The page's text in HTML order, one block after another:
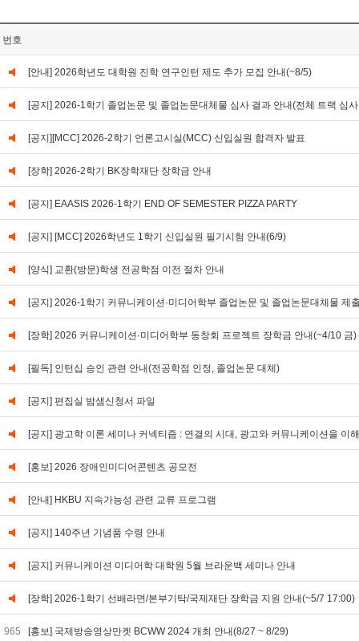
번호
[안내] 2026학년도 대학원 진학 연구인턴 제도 추가 모집 안내(~8/5)
[공지] 2026-1학기 졸업논문 및 졸업논문대체물 심사 결과 안내(전체 트랙 심
[공지][MCC] 2026-2학기 언론고시실(MCC) 신입실원 합격자 발표
[장학] 2026-2학기 BK장학재단 장학금 안내
[공지] EAASIS 2026-1학기 END OF SEMESTER PIZZA PARTY
[공지] [MCC] 2026학년도 1학기 신입실원 필기시험 안내(6/9)
[양식] 교환(방문)학생 전공학점 이전 절차 안내
[공지] 2026-1학기 커뮤니케이션·미디어학부 졸업논문 및 졸업논문대체물 제
[장학] 2026 커뮤니케이션·미디어학부 동창회 프로젝트 장학금 안내(~4/10 금)
[필독] 인턴십 승인 관련 안내(전공학점 인정, 졸업논문 대체)
[공지] 편집실 밤샘신청서 파일
[공지] 광고학 이론 세미나 커넥티즘 : 연결의 시대, 광고와 커뮤니케이션을 이
[홍보] 2026 장애인미디어콘텐츠 공모전
[안내] HKBU 지속가능성 관련 교류 프로그램
[공지] 140주년 기념품 수령 안내
[공지] 커뮤니케이션 미디어학 대학원 5월 브라운백 세미나 안내
[장학] 2026-1학기 선배라면/본부기탁/국제재단 장학금 지원 안내(~5/7 17:00)
965 [홍보] 국제방송영상만켓 BCWW 2024 개최 안내(8/27 ~ 8/29)